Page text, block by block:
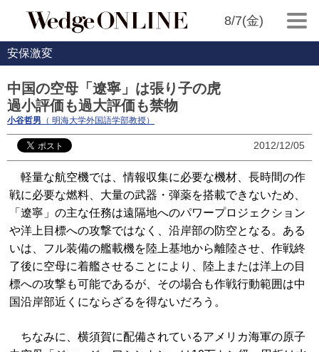
8/7(金)
安保激変
中国の空母「遼寧」は張り子の虎
過小評価も過大評価も禁物
小谷哲男 （ 明海大学外国語学部教授）
2012/12/05
軽量な航空機では、情報収集に必要な機材、長時間の作
戦に必要な燃料、大量の武器・弾薬を搭載できないため、
「遼寧」の主な任務は遠隔地へのパワープロジェクション
や洋上目標への攻撃ではなく、沿岸部の防空となる。ある
いは、フル装備の艦載機を陸上基地から離陸させ、作戦終
了後に空母に着艦させることにより、陸上または洋上の目
標への攻撃も可能であるが、その場合も作戦行動範囲は中
国沿岸部近くにならざるを得ないだろう。
ちなみに、横須賀に配備されているアメリカ海軍の原子